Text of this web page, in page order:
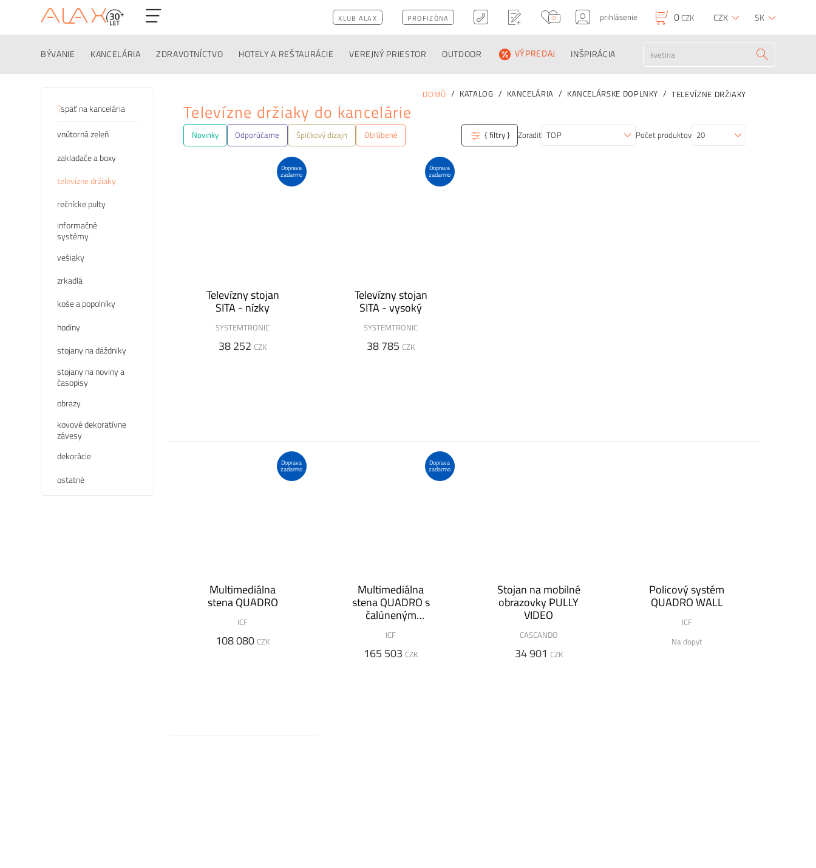
KLUB ALAX PROFIZÓNA 0 prihlásenie 0CZK CZK SK
BÝVANIE KANCELÁRIA ZDRAVOTNÍCTVO HOTELY A REŠTAURÁCIE VEREJNÝ PRIESTOR OUTDOOR VÝPREDAJ INŠPIRÁCIA
späť na kancelária
vnútorná zeleň
zakladače a boxy
televízne držiaky
rečnícke pulty
informačné
systémy
vešiaky
zrkadlá
koše a popolníky
hodiny
stojany na dáždniky
stojany na noviny a
časopisy
obrazy
kovové dekoratívne
závesy
dekorácie
ostatné
DOMŮ KATALOG KANCELÁRIA KANCELÁRSKE DOPLNKY TELEVÍZNE DRŽIAKY
Televízne držiaky do kancelárie
Novinky Odporúčame Špičkový dizajn Obľúbené { filtry } Zoradiť Počet produktov
Doprava
zadarmo
Televízny stojan
SITA - nízky
SYSTEMTRONIC
38 252 CZK
Doprava
zadarmo
Televízny stojan
SITA - vysoký
SYSTEMTRONIC
38 785 CZK
Doprava
zadarmo
Multimediálna
stena QUADRO
ICF
108 080 CZK
Doprava
zadarmo
Multimediálna
stena QUADRO s
čalúneným
ICF
165 503 CZK
Stojan na mobilné
obrazovky PULLY
VIDEO
CASCANDO
34 901 CZK
Policový systém
QUADRO WALL
ICF
Na dopyt